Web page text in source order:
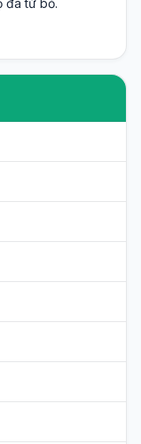
đã từ bỏ.